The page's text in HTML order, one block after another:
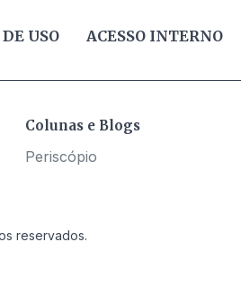
USO ACESSO INTERNO
Colunas e Blogs
Periscópio
reservados.